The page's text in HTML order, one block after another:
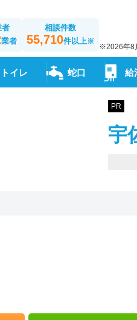
者
業者
相談件数
55,710件以上※
※2026年8
トイレ 蛇口 給
PR
宇